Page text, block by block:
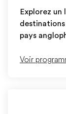
Explorez
pays
Voir